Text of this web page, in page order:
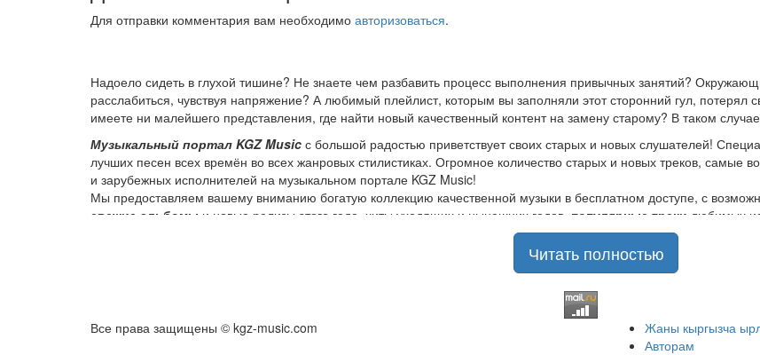
Для отправки комментария вам необходимо авторизоваться.
Надоело сидеть в глухой тишине? Не знаете чем разбавить процесс выполнения привычных занятий?
расслабиться, чувствуя напряжение? А любимый плейлист, которым вы заполняли этот сторонний гул, потерял
имеете ни малейшего представления, где найти новый качественный контент на замену старому? В таком
Музыкальный портал KGZ Music с большой радостью приветствует своих старых и новых слушателей!
лучших песен всех времён во всех жанровых стилистиках. Огромное количество старых и новых треков, самые
и зарубежных исполнителей на музыкальном портале KGZ Music!
Мы предоставляем вашему вниманию богатую коллекцию качественной музыки в бесплатном доступе, с
свежие альбомы и новые релизы этого года, хиты уходящих и нынешних годов, популярные треки любимых
Регулярные обновления, постоянные новинки, большой музыкальный ассортимент на любой вкус, и все это
самые лучшие песнив различных музыкальных
Мы предоставляем вам бесплатный доступ к первоклассному, тщательно подобранному контенту, и
перед загрузкой. Мы также предоставляем вам неограниченный доступ к безлимитному скачиванию абсолютно
Music внимательно следит за качественным звучанием публикуемых песен, и оперативно устраняет любые
Читать полностью
Все права защищены © kgz-music.com
Жаны кыргызча
Авторам